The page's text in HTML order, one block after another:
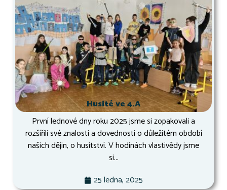
Husité ve 4.A
První lednové dny roku 2025 jsme si zopakovali a
rozšířili své znalosti a dovednosti o důležitém období
našich dějin, o husitství. V hodinách vlastivědy jsme
si...
25 ledna, 2025